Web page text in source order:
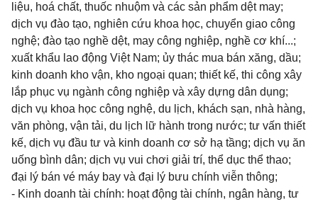
liệu, hoá chất, thuốc nhuộm và các sản phẩm dệt may;
dịch vụ đào tạo, nghiên cứu khoa học, chuyển giao công
nghệ; đào tạo nghề dệt, may công nghiệp, nghề cơ khí...;
xuất khẩu lao động Việt Nam; ủy thác mua bán xăng, dầu;
kinh doanh kho vận, kho ngoại quan; thiết kế, thi công xây
lắp phục vụ ngành công nghiệp và xây dựng dân dụng;
dịch vụ khoa học công nghệ, du lịch, khách sạn, nhà hàng,
văn phòng, vận tải, du lịch lữ hành trong nước; tư vấn thiết
kế, dịch vụ đầu tư và kinh doanh cơ sở hạ tầng; dịch vụ ăn
uống bình dân; dịch vụ vui chơi giải trí, thể dục thể thao;
đại lý bán vé máy bay và đại lý bưu chính viễn thông;
- Kinh doanh tài chính: hoạt động tài chính, ngân hàng, tư